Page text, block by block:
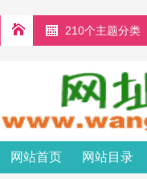
210个主题分类
网站首页 网站目录